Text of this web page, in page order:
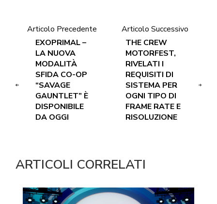
Articolo Precedente
EXOPRIMAL –
LA NUOVA
MODALITÀ
SFIDA CO-OP
“SAVAGE
GAUNTLET” È
DISPONIBILE
DA OGGI
Articolo Successivo
THE CREW
MOTORFEST,
RIVELATI I
REQUISITI DI
SISTEMA PER
OGNI TIPO DI
FRAME RATE E
RISOLUZIONE
ARTICOLI CORRELATI